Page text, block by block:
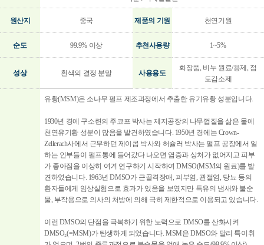
원산지 중국 제품의 기원 천연기원
순도 99.9% 이상 추천사용량 1~5%
성상 흰색의 결정 분말 사용용도
화장품, 비누 원료/용제, 점
도감소제
유황(MSM)은 소나무 펄프 제조과정에서 추출한 유기유황 성분입니다.
1930년 경에 구소련의 주코프 박사는 제지공장의 나무껍질을 삶은 물에
천연유기황 성분이 많음을 발견하였습니다. 1950년 경에는 Crown-
Zellerach사에서 근무하던 제이콥 박사와 허슐러 박사는 펄프 공장에서 일
하는 인부들이 펄프통에 들어갔다 나오면 염증과 상처가 없어지고 피부
가 좋아짐을 이상히 여겨 연구하기 시작하여 DMSO(MSM의 원료)를 발
견하였습니다. 1963년 DMSO가 근골격장애, 피부염, 관절염, 당뇨 등의
환자들에게 임상실험으로 효과가 있음을 보였지만 특유의 냄새와 불순
물, 부작용으로 의사의 처방에 의해 극히 제한적으로 이용되고 있습니다.
이런 DMSO의 단점을 극복하기 위한 노력으로 DMSO를 산화시켜
DMSO₂(=MSM)가 탄생하게 되었습니다. MSM은 DMSO와 달리 특이취